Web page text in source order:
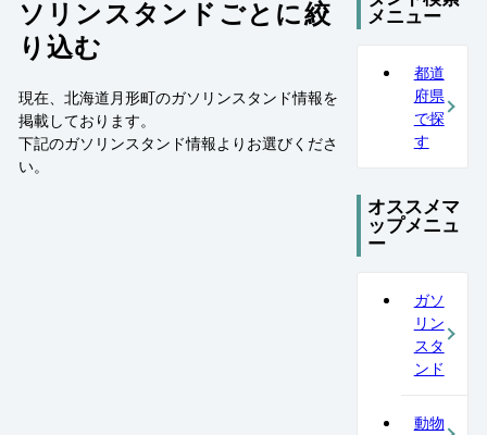
ソリンスタンドごとに絞
り込む
現在、北海道月形町のガソリンスタンド情報を
掲載しております。
下記のガソリンスタンド情報よりお選びくださ
い。
メニュー
都道
府県
で探
す
オススメマ
ップメニュ
ー
ガソ
リン
スタ
ンド
動物